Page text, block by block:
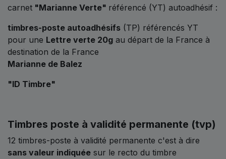
carnet "Marianne Verte" référencé (YT) autoadhésif :
timbres-poste autoadhésifs (TP) référencés YT
pour une Lettre verte 20g au départ de la France à
destination de la France
Marianne de Balez
"ID Timbre"
Timbres poste à validité permanente (tvp)
12 timbres-poste à validité permanente c'est à dire
sans valeur indiquée sur le recto du timbre